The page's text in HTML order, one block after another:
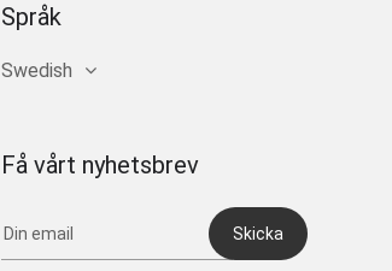
Språk
Swedish
Få vårt nyhetsbrev
Skicka